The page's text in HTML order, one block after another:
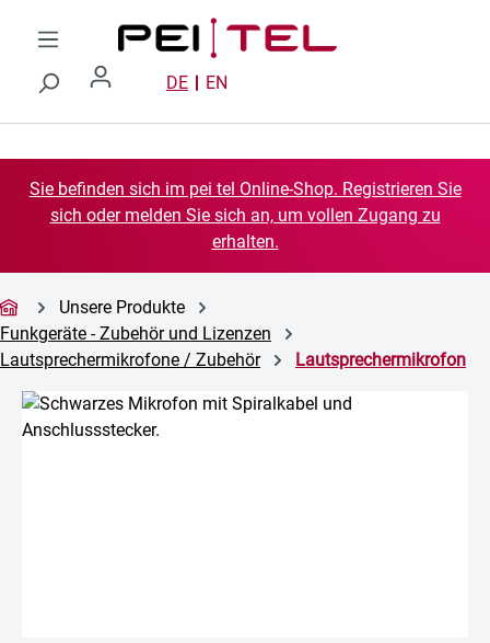
Zum Hauptinhalt springen
DE EN
Sie befinden sich im pei tel Online-Shop. Registrieren Sie
sich oder melden Sie sich an, um vollen Zugang zu
erhalten.
Unsere Produkte
Funkgeräte - Zubehör und Lizenzen
Lautsprechermikrofone / Zubehör
Lautsprechermikrofon
Bildergalerie überspringen